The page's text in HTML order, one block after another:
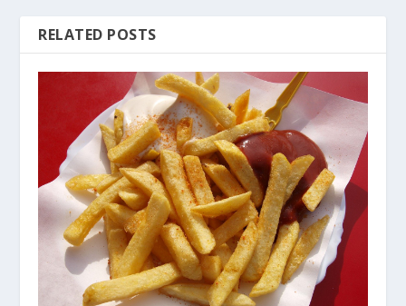
RELATED POSTS